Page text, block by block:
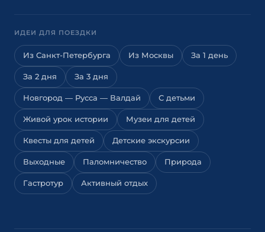
ИДЕИ ДЛЯ ПОЕЗДКИ
Из Санкт-Петербурга Из Москвы За 1 день
За 2 дня За 3 дня
Новгород — Русса — Валдай С детьми
Живой урок истории Музеи для детей
Квесты для детей Детские экскурсии
Выходные Паломничество Природа
Гастротур Активный отдых